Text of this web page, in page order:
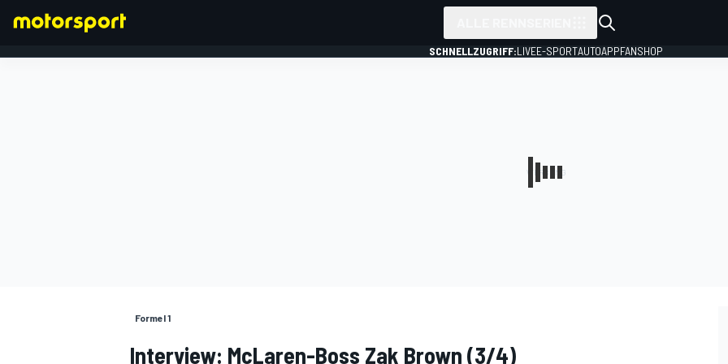
SCHNELLZUGRIFF:LIVEE-SPORTAUTOAPPFANSHOP
Formel 1
Interview: McLaren-Boss Zak Brown (3/4)